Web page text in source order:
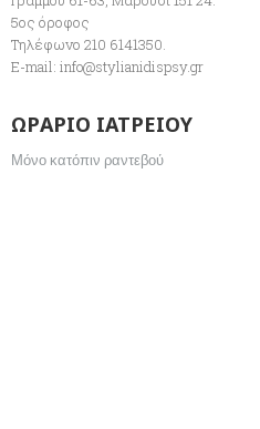
5ος όροφος
Τηλέφωνο 210 6141350.
E-mail: info@stylianidispsy.gr
ΩΡΑΡΙΟ ΙΑΤΡΕΙΟΥ
Μόνο κατόπιν ραντεβού